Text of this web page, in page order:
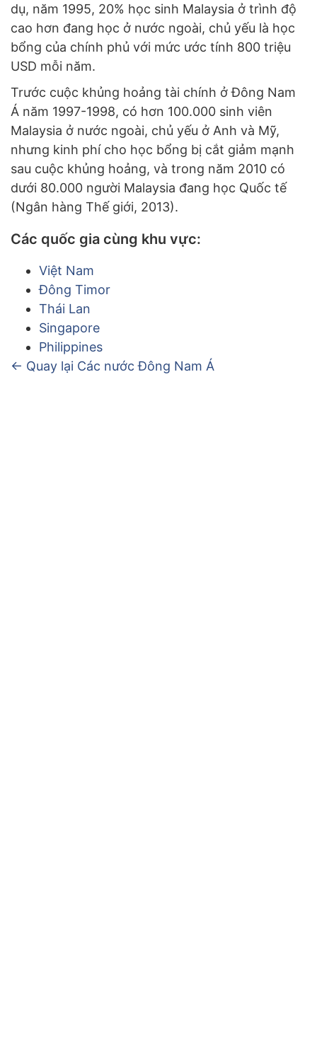
dụ, năm 1995, 20% học sinh Malaysia ở trình độ
cao hơn đang học ở nước ngoài, chủ yếu là học
bổng của chính phủ với mức ước tính 800 triệu
USD mỗi năm.
Trước cuộc khủng hoảng tài chính ở Đông Nam
Á năm 1997-1998, có hơn 100.000 sinh viên
Malaysia ở nước ngoài, chủ yếu ở Anh và Mỹ,
nhưng kinh phí cho học bổng bị cắt giảm mạnh
sau cuộc khủng hoảng, và trong năm 2010 có
dưới 80.000 người Malaysia đang học Quốc tế
(Ngân hàng Thế giới, 2013).
Các quốc gia cùng khu vực:
Việt Nam
Đông Timor
Thái Lan
Singapore
Philippines
← Quay lại Các nước Đông Nam Á